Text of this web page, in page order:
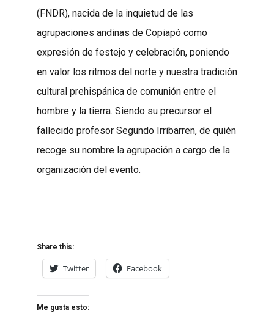
(FNDR), nacida de la inquietud de las
agrupaciones andinas de Copiapó como
expresión de festejo y celebración, poniendo
en valor los ritmos del norte y nuestra tradición
cultural prehispánica de comunión entre el
hombre y la tierra. Siendo su precursor el
fallecido profesor Segundo Irribarren, de quién
recoge su nombre la agrupación a cargo de la
organización del evento.
Share this:
Twitter Facebook
Me gusta esto: